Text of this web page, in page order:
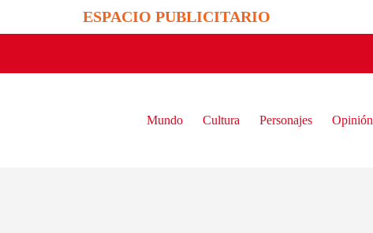
ESPACIO PUBLICITARIO
Mundo Cultura Personajes Opinión